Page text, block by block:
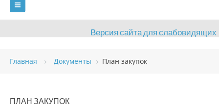
Версия сайта для слабовидящих
ГЛАВНАЯ
ВИДЫ СПОРТА
Главная Документы План закупок
ПЛАН ЗАКУПОК